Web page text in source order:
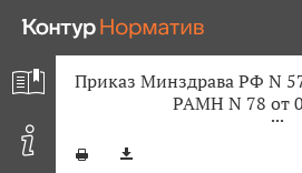
Приказ Минздрава РФ N
РАМН N 78 от